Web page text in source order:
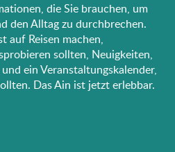
die Sie brauchen, um
den Alltag zu durchbrechen.
auf Reisen machen,
sollten, Neuigkeiten,
ein Veranstaltungskalender,
Das Ain ist jetzt erlebbar.